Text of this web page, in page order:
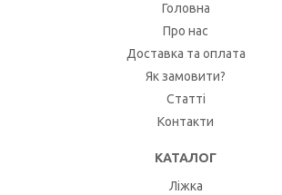
Головна
Про нас
Доставка та оплата
Як замовити?
Статті
Контакти
КАТАЛОГ
Ліжка